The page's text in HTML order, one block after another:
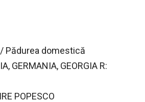
Pădurea domestică
GERMANIA, GEORGIA R:
POPESCO